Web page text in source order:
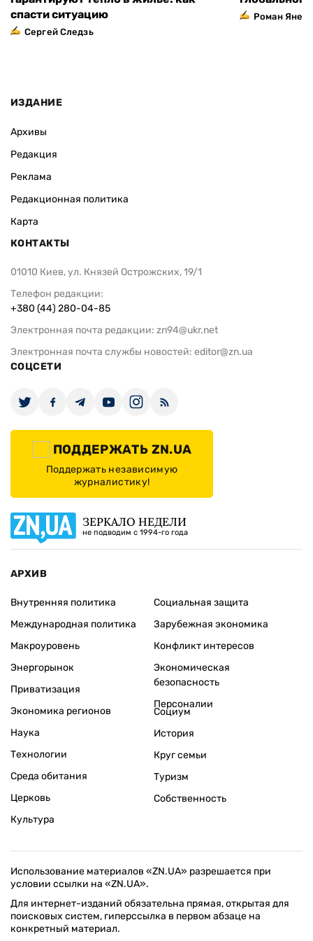
спасти ситуацию
Сергей Следзь
Роман
ИЗДАНИЕ
Архивы
Редакция
Реклама
Редакционная политика
Карта
КОНТАКТЫ
01010 Киев, ул. Князей Острожских, 19/1
Телефон редакции:
+380 (44) 280-04-85
Электронная почта редакции: zn94@ukr.net
Электронная почта службы новостей: editor@zn.ua
СОЦСЕТИ
ПОДДЕРЖАТЬ ZN.UA
Поддержать независимую
журналистику!
ЗЕРКАЛО НЕДЕЛИ
не подводим с 1994-го года
АРХИВ
Внутренняя политика
Международная политика
Макроуровень
Энергорынок
Приватизация
Экономика регионов
Социальная защита
Зарубежная экономика
Конфликт интересов
Экономическая
безопасность
Персоналии
Наука
Технологии
Среда обитания
Церковь
Культура
Социум
История
Круг семьи
Туризм
Собственность
Использование материалов «ZN.UA» разрешается при
условии ссылки на «ZN.UA».
Для интернет-изданий обязательна прямая, открытая для
поисковых систем, гиперссылка в первом абзаце на
конкретный материал.